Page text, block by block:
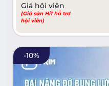
Giá hội viên
(Giá sàn Hi1 hỗ trợ
hội viên)
-10%